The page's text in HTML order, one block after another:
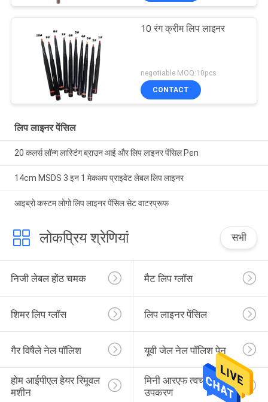
10 रंग क्रीम लिप लाइनर
negotiable MOQ:10pcs
CONTACT
लिप लाइनर पेंसिल
20 कलर्स लॉन्ग लास्टिंग ब्राउन आई और लिप लाइनर पेंसिल Pen
14cm MSDS 3 इन 1 मेकअप प्राइवेट लेबल लिप लाइनर
आइब्रो कस्टम लोगो लिप लाइनर पेंसिल सेट वाटरप्रूफ
लोकप्रिय श्रेणियां सभी
निजी लेबल होंठ चमक मैट लिप ग्लॉस
शिमर लिप ग्लॉस लिप लाइनर पेंसिल
गैर विषैले नेल पॉलिश यूवी जेल नेल पॉलिश पेन
होम आईपीएल हेयर रिमूवल
मशीन
मिनी आरएफ त्वचा सौंदर्य
उपकरण